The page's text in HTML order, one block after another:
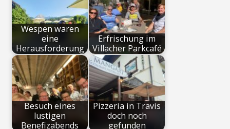
Wespen waren
eine
Herausforderung
Erfrischung im
Villacher Parkcafé
Besuch eines
lustigen
Benefizabends
Pizzeria in Travis
doch noch
gefunden